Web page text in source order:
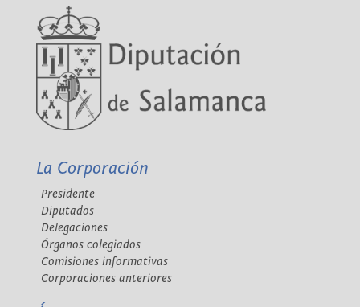
La Corporación
Presidente
Diputados
Delegaciones
Órganos colegiados
Comisiones informativas
Corporaciones anteriores